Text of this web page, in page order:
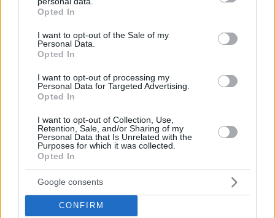
grant or deny consent to Google and its third-party tags to
use your data for below specified purposes in below Google
consent section.
Opted In
I want to opt-out of the Sale of my
Personal Data.
Opted In
I want to opt-out of processing my
Personal Data for Targeted Advertising.
Opted In
I want to opt-out of Collection, Use,
Retention, Sale, and/or Sharing of my
Personal Data that Is Unrelated with the
Purposes for which it was collected.
Opted In
Google consents
CONFIRM
Θύμα απάτης γυναίκα στη Μαγνησία: Δήθεν τεχνικοί του
ΔΕΔΔΗΕ της είπαν ότι θα γίνει έκρηξη στο σπίτι της και
της άρπαξαν τα κοσμήματα
πριν 9 λεπτά
Οικογενειακή φωτογραφία για τον έναν χρόνο από τον
θάνατο της Λένας Σαμαρά δημοσίευσε ο αδερφός της,
Κώστας
πριν 10 λεπτά
«Το σπασμένο είναι πιο αρρενωπό»: Ρώσοι
καταστρέφουν τα πανάκριβα iPhone 17 για να δείχνουν
«πιο άνδρες» (vid)
πριν 11 λεπτά
«Ξυπνούσε έως και εφτά φορές την νύχτα»: Η περίεργη
συνήθεια του Τζο Μπάιντεν πριν διαγνωστεί με καρκίνο
του προστάτη